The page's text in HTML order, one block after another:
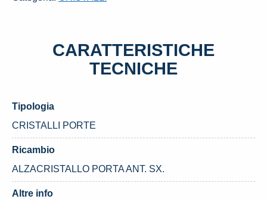
CITROEN
CARATTERISTICHE
TECNICHE
Tipologia
CRISTALLI PORTE
Ricambio
ALZACRISTALLO PORTA ANT. SX.
Altre info